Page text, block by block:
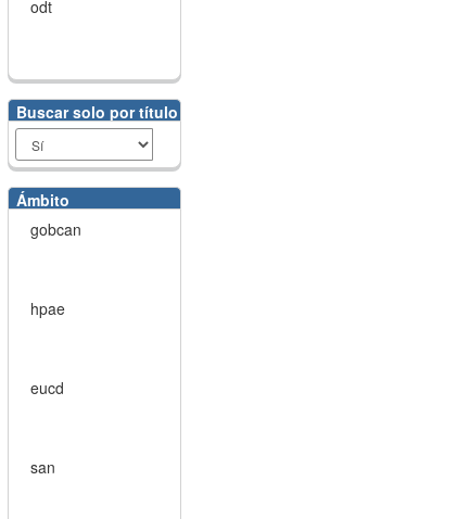
odt
Buscar solo por título
Ámbito
gobcan
hpae
eucd
san